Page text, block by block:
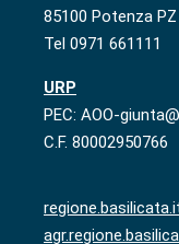
85100 Potenza PZ
Tel 0971 661111
URP
PEC: AOO-
C.F. 80002950766